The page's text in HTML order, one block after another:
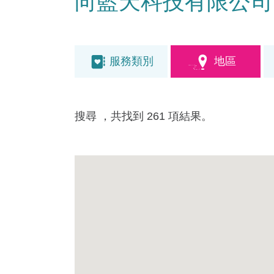
服務類別 地區
搜尋 ，共找到 261 項結果。